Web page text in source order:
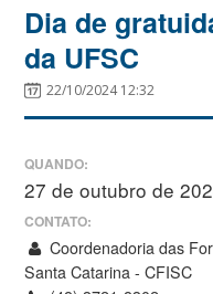
Dia de
da UFSC
22/10/2024 12:32
QUANDO:
27 de outubro de
CONTATO:
Coordenadoria das
Santa Catarina - CFISC